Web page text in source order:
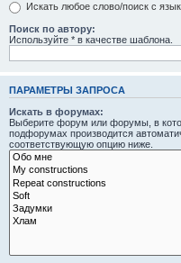
Искать любое слово/поиск с
Поиск по автору:
Используйте * в качестве шаблона.
ПАРАМЕТРЫ ЗАПРОСА
Искать в форумах:
Выберите форум или форумы, в
подфорумах производится
соответствующую опцию ниже.